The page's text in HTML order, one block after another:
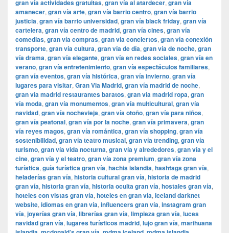
gran vía actividades gratuitas, gran vía al atardecer, gran vía
amanecer, gran vía arte, gran vía barrio centro, gran vía barrio
justicia, gran vía barrio universidad, gran vía black friday, gran vía
cartelera, gran vía centro de madrid, gran vía cines, gran vía
comedias, gran vía compras, gran vía conciertos, gran vía conexión
transporte, gran vía cultura, gran vía de día, gran vía de noche, gran
vía drama, gran vía elegante, gran vía en redes sociales, gran vía en
verano, gran vía entretenimiento, gran vía espectáculos familiares,
gran vía eventos, gran vía histórica, gran vía invierno, gran vía
lugares para visitar, ​​Gran Via Madrid, gran vía madrid de noche,
gran vía madrid restaurantes baratos, gran vía madrid ropa, gran
vía moda, gran vía monumentos, gran vía multicultural, gran vía
navidad, gran vía nochevieja, gran vía otoño, gran vía para niños,
gran vía peatonal, gran vía por la noche, gran vía primavera, gran
vía reyes magos, gran vía romántica, gran vía shopping, gran vía
sostenibilidad, gran vía teatro musical, gran vía trending, gran vía
turismo, gran vía vida nocturna, gran vía y alrededores, gran vía y el
cine, gran vía y el teatro, gran vía zona premium, gran vía zona
turística, guía turística gran vía, hachis islandia, hashtags gran vía,
heladerías gran vía, historia cultural gran vía, historia de madrid
gran vía, historia gran vía, historia oculta gran vía, hostales gran vía,
hoteles con vistas gran vía, hoteles en gran vía, Iceland darknet
website, idiomas en gran vía, influencers gran vía, instagram gran
vía, joyerías gran vía, librerías gran vía, limpieza gran vía, luces
navidad gran vía, lugares turísticos madrid, lujo gran vía, marihuana